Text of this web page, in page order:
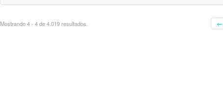
Mostrando 4 - 4 de 4.019 resultados. ←